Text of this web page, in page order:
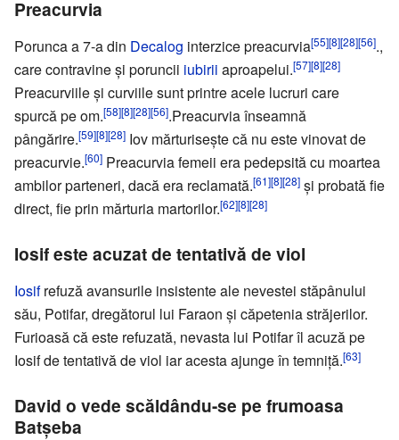
Preacurvia
Porunca a 7-a din Decalog interzice preacurvia[55][8][28][56].,
care contravine și poruncii iubirii aproapelui.[57][8][28]
Preacurviile și curviile sunt printre acele lucruri care
spurcă pe om.[58][8][28][56].Preacurvia înseamnă
pângărire.[59][8][28] Iov mărturisește că nu este vinovat de
preacurvie.[60] Preacurvia femeii era pedepsită cu moartea
ambilor parteneri, dacă era reclamată.[61][8][28] și probată fie
direct, fie prin mărturia martorilor.[62][8][28]
Iosif este acuzat de tentativă de viol
Iosifrefuză avansurile insistente ale nevestei stăpânului
său, Potifar, dregătorul lui Faraon și căpetenia străjerilor.
Furioasă că este refuzată, nevasta lui Potifar îl acuză pe
Iosif de tentativă de viol iar acesta ajunge în temniță.[63]
David o vede scăldându-se pe frumoasa
Batșeba